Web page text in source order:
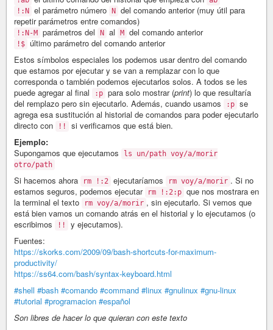
!:N el parámetro número N del comando anterior (muy útil para
repetir parámetros entre comandos)
!:N-M parámetros del N al M del comando anterior
!$ último parámetro del comando anterior
Estos símbolos especiales los podemos usar dentro del comando
que estamos por ejecutar y se van a remplazar con lo que
corresponda o también podemos ejecutarlos solos. A todos se les
puede agregar al final
:p para solo mostrar (print) lo que resultaría
del remplazo pero sin ejecutarlo. Además, cuando usamos
:p se
agrega esa sustitución al historial de comandos para poder ejecutarlo
directo con
!!
si verificamos que está bien.
Ejemplo:
Supongamos que ejecutamos
ls un/path voy/a/morir
otro/path
Si hacemos ahora rm !:2 ejecutaríamos rm voy/a/morir . Si no
estamos seguros, podemos ejecutar
rm !:2:p que nos mostrara en
la terminal el texto
rm voy/a/morir , sin ejecutarlo. Si vemos que
está bien vamos un comando atrás en el historial y lo ejecutamos (o
escribimos
!!
y ejecutamos).
Fuentes:
https://skorks.com/2009/09/bash-shortcuts-for-maximum-
productivity/
https://ss64.com/bash/syntax-keyboard.html
#shell #bash #comando #command #linux #gnulinux #gnu-linux
#tutorial #programacion #español
Son libres de hacer lo que quieran con este texto